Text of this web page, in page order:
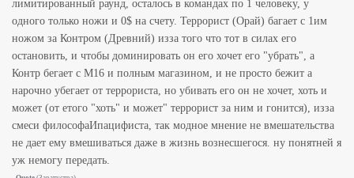
лимитированный раунд, осталось в командах по 1 человеку, у
одного только ножи и 0$ на счету. Террорист (Орай) багает с 1им
ножом за Контром (Древний) изза того что тот в силах его
остановить, и чтобы доминировать он его хочет его "убрать", а
Контр бегает с М16 и полным магазином, и не просто бежит а
нарочно убегает от террориста, но убивать его он не хочет, хоть и
может (от етого "хоть" и может" террорист за ним и гонится), изза
смеси философаИпацифиста, так модное мнение не вмешательства
не дает ему вмешиваться даже в жизнь вознесшегося. ну понятней я
уж немогу передать.